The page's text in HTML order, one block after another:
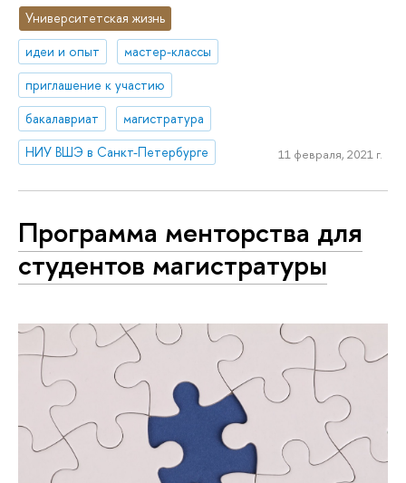
Университетская жизнь
идеи и опыт
мастер-классы
приглашение к участию
бакалавриат
магистратура
НИУ ВШЭ в Санкт-Петербурге
11 февраля, 2021 г.
Программа менторства для
студентов магистратуры